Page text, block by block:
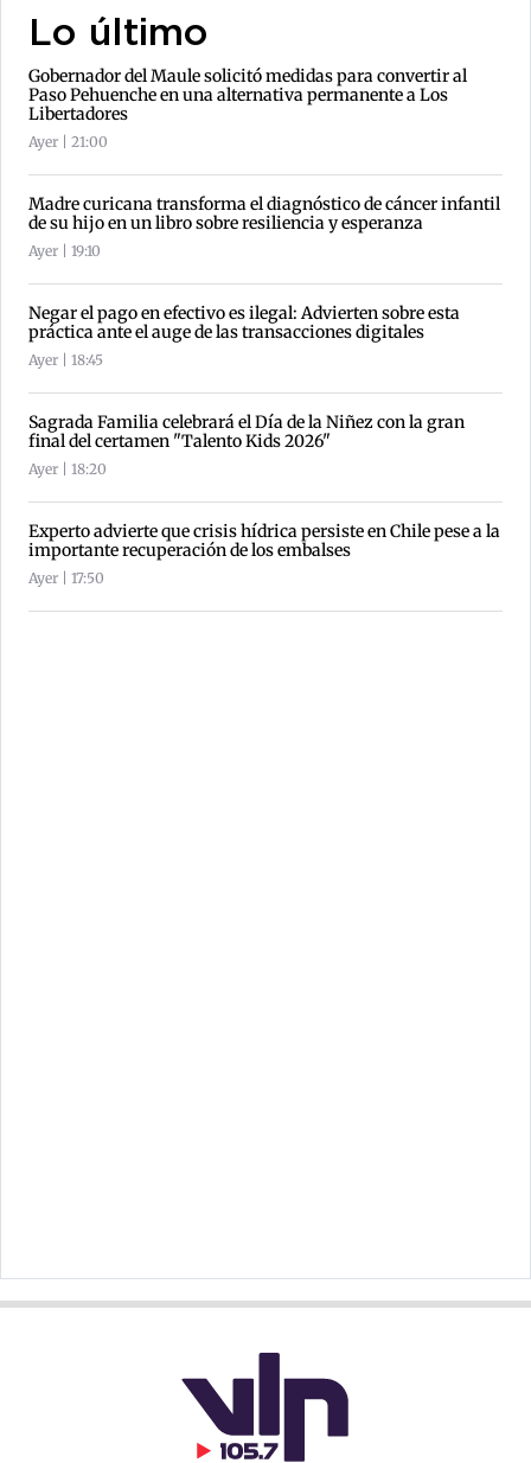
Lo último
Gobernador del Maule solicitó medidas para convertir al
Paso Pehuenche en una alternativa permanente a Los
Libertadores
Ayer | 21:00
Madre curicana transforma el diagnóstico de cáncer infantil
de su hijo en un libro sobre resiliencia y esperanza
Ayer | 19:10
Negar el pago en efectivo es ilegal: Advierten sobre esta
práctica ante el auge de las transacciones digitales
Ayer | 18:45
Sagrada Familia celebrará el Día de la Niñez con la gran
final del certamen "Talento Kids 2026"
Ayer | 18:20
Experto advierte que crisis hídrica persiste en Chile pese a la
importante recuperación de los embalses
Ayer | 17:50